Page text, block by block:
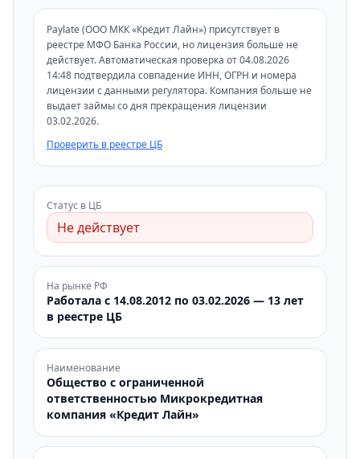
Paylate (ООО МКК «Кредит Лайн») присутствует в
реестре МФО Банка России, но лицензия больше не
действует. Автоматическая проверка от 04.08.2026
14:48 подтвердила совпадение ИНН, ОГРН и номера
лицензии с данными регулятора. Компания больше не
выдает займы со дня прекращения лицензии
03.02.2026.
Проверить в реестре ЦБ
Статус в ЦБ
Не действует
На рынке РФ
Работала с 14.08.2012 по 03.02.2026 — 13 лет
в реестре ЦБ
Наименование
Общество с ограниченной
ответственностью Микрокредитная
компания «Кредит Лайн»